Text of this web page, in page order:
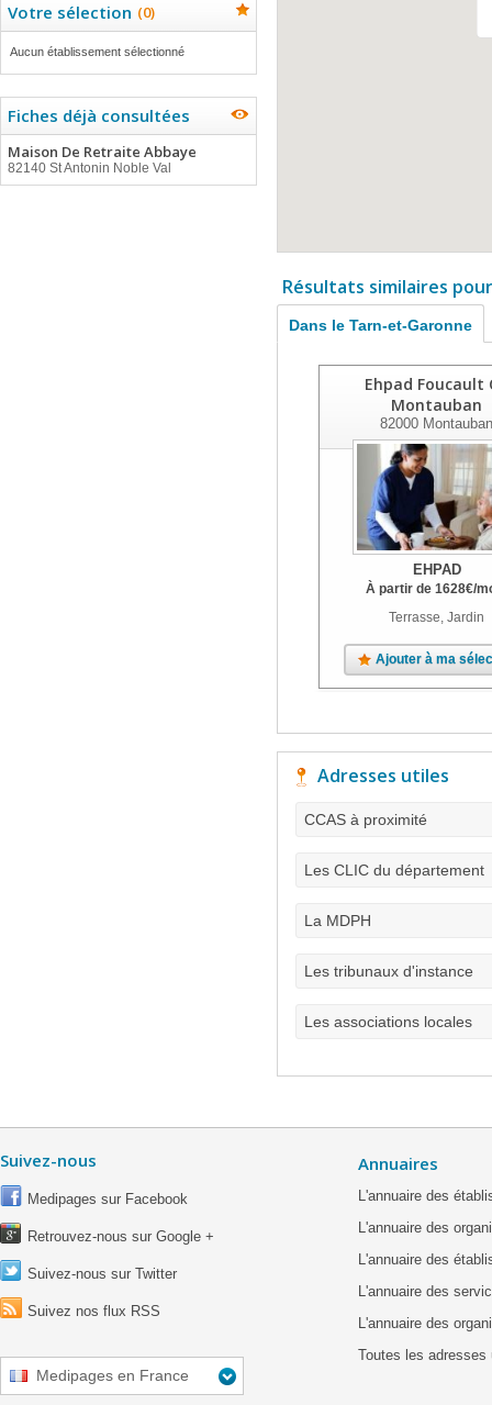
Votre sélection (0)
Aucun établissement sélectionné
Fiches déjà consultées
Maison De Retraite Abbaye
82140 St Antonin Noble Val
Résultats similaires
Dans le Tarn-et-Garonne
Ehpad Foucault
Montauban
82000 Montauban
EHPAD
À partir de 1628€/
Terrasse, Jardin
Ajouter à ma
Adresses utiles
CCAS à proximité
Les CLIC du département
La MDPH
Les tribunaux d'instance
Les associations locales
Suivez-nous
Medipages sur Facebook
Retrouvez-nous sur Google +
Suivez-nous sur Twitter
Suivez nos flux RSS
Medipages en France
Annuaires
L'annuaire des
L'annuaire des
L'annuaire des
L'annuaire des
L'annuaire des
Toutes les adresses